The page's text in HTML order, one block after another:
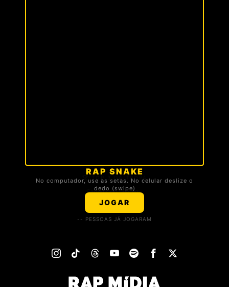
RAP SNAKE
No computador, use as setas. No celular deslize o
dedo (swipe)
JOGAR
🏆 TOP 3 DA TROPA
Carregando ranking...
-- PESSOAS JÁ JOGARAM